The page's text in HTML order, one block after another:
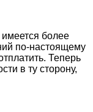
более
по-настоящему
Теперь
в ту сторону,